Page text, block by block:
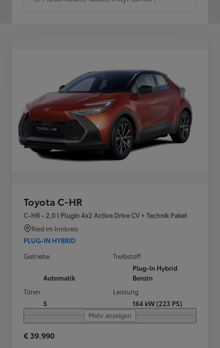
Toyota C-HR
C-HR - 2,0 l Plugin 4x2 Active Drive CV + Technik Paket
Ried im Innkreis
PLUG-IN HYBRID
Getriebe
Automatik
Treibstoff
Plug-In Hybrid
Benzin
Türen
5
Leistung
164 kW (223 PS)
Mehr anzeigen
€ 39.990